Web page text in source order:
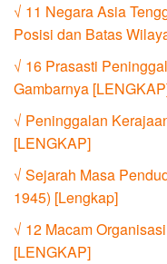
√ 11 Negara Asia
Posisi dan Batas
√ 16 Prasasti
Gambarnya
√ Peninggalan
[LENGKAP]
√ Sejarah Masa
1945) [Lengkap]
√ 12 Macam
[LENGKAP]